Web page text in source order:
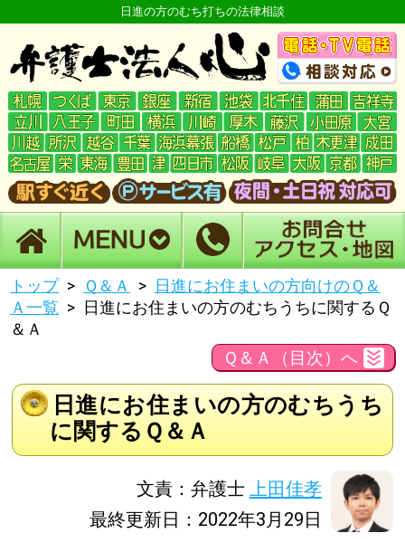
日進の方のむち打ちの法律相談
トップ Ｑ＆Ａ
日進にお住まいの方向けのＱ＆
Ａ一覧
日進にお住まいの方のむちうちに関するＱ
＆Ａ
Ｑ＆Ａ（目次）へ
日進にお住まいの方のむちうち
に関するＱ＆Ａ
文責：弁護士 上田佳孝
最終更新日：2022年3月29日